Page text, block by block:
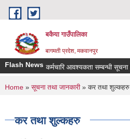
Skip to main content
बकैया गाउँपालिका
बागमती प्रदेश, मकवानपुर
Flash Newsकर्मचारि आवश्यकता सम्बन्धी सूचना !!!
You are here
Home » सूचना तथा जानकारी» कर तथा शुल्कहरु
कर तथा शुल्कहरु